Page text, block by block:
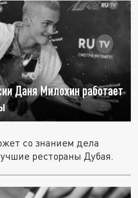
Даня Милохин работает
со знанием дела
рестораны Дубая.